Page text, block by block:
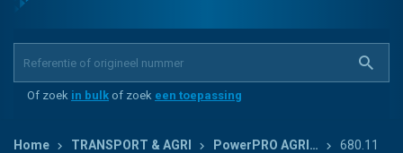
Of zoek in bulk of zoek een toepassing
Home TRANSPORT & AGRI PowerPRO AGRI… 680.11